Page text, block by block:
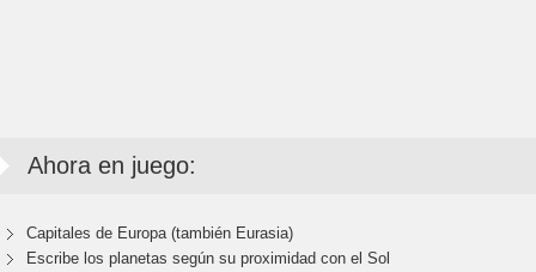
Ahora en juego:
Capitales de Europa (también Eurasia)
Escribe los planetas según su proximidad con el Sol